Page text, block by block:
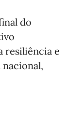
do
resiliência e